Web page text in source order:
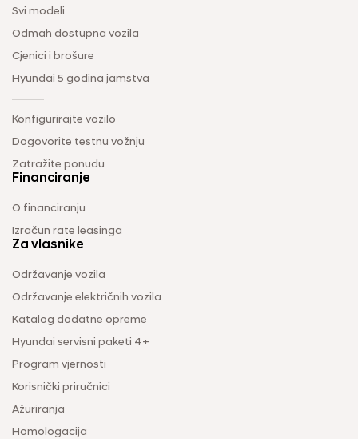
Svi modeli
Odmah dostupna vozila
Cjenici i brošure
Hyundai 5 godina jamstva
Konfigurirajte vozilo
Dogovorite testnu vožnju
Zatražite ponudu
Financiranje
O financiranju
Izračun rate leasinga
Za vlasnike
Održavanje vozila
Održavanje električnih vozila
Katalog dodatne opreme
Hyundai servisni paketi 4+
Program vjernosti
Korisnički priručnici
Ažuriranja
Homologacija